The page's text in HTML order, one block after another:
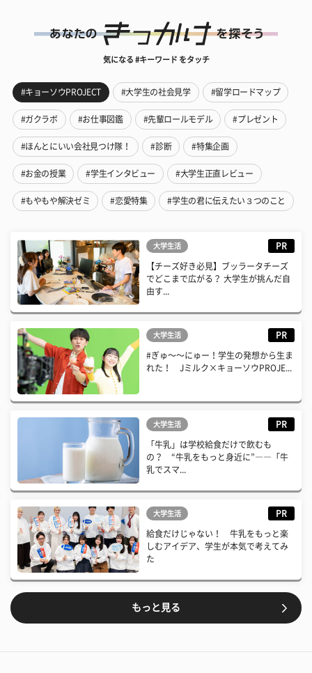
気になる #キーワード をタッチ
#キョーソウPROJECT #大学生の社会見学 #留学ロードマップ
#ガクラボ #お仕事図鑑 #先輩ロールモデル #プレゼント
#ほんとにいい会社見つけ隊！ #診断 #特集企画
#お金の授業 #学生インタビュー #大学生正直レビュー
#もやもや解決ゼミ #恋愛特集 #学生の君に伝えたい３つのこと
大学生活 PR
【チーズ好き必見】ブッラータチーズ
でどこまで広がる？ 大学生が挑んだ自
由す...
大学生活 PR
#ぎゅ〜〜にゅー！学生の発想から生ま
れた！ Jミルク×キョーソウPROJE...
大学生活 PR
「牛乳」は学校給食だけで飲むも
の？ “牛乳をもっと身近に”――「牛
乳でスマ...
大学生活 PR
給食だけじゃない！ 牛乳をもっと楽
しむアイデア、学生が本気で考えてみ
た
もっと見る